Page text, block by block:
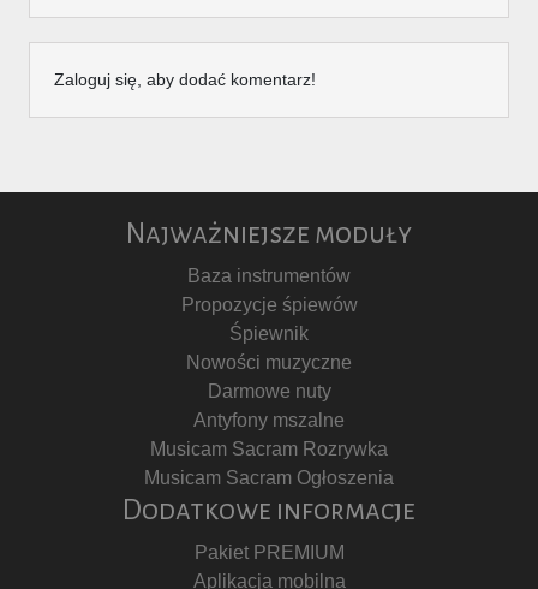
Zaloguj się, aby dodać komentarz!
Najważniejsze moduły
Baza instrumentów
Propozycje śpiewów
Śpiewnik
Nowości muzyczne
Darmowe nuty
Antyfony mszalne
Musicam Sacram Rozrywka
Musicam Sacram Ogłoszenia
Dodatkowe informacje
Pakiet PREMIUM
Aplikacja mobilna